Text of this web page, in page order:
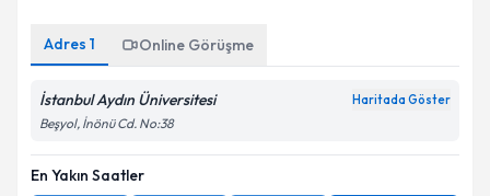
kapsamda işlenmesini kabul ediyorum.
Adres 1 Online Görüşme
İstanbul Aydın Üniversitesi Haritada Göster
Beşyol, İnönü Cd. No:38
En Yakın Saatler